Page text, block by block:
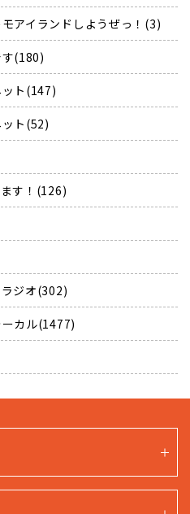
アイランドしようぜっ！(3)
(180)
ト(147)
ト(52)
す！(126)
ジオ(302)
カル(1477)